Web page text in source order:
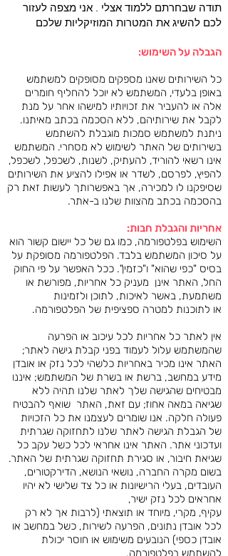
תודה שבחרתם ללמוד אצלי . אני מצפה לעזור
לכם להשיג את המטרות המוזיקליות שלכם
הגבלה על השימוש:
כל השירותים שאנו מספקים מסופקים למשתמש
באופן בלעדי, המשתמש לא יוכל להחליף חומרים
אלה או להעביר את זכויותיו למישהו אחר על מנת
לקבל את שירותיהם, ללא הסכמה בכתב מאיתנו.
ניתנת למשתמש סמכות מוגבלת להשתמש
בשירותים של האתר לשימוש לא מסחרי. המשתמש
אינו רשאי להוריד, להעתיק, לשנות, לשכפל, לשכפל,
להפיץ, לפרסם, לשדר או אפילו להציע את השירותים
שסיפקנו לו למכירה, אך באפשרותך לעשות זאת רק
בהסכמה בכתב מהצוות שלנו ב-אתר.
אחריות והגבלת חבות:
השימוש בפלטפורמה, כמו גם של כל יישום קשור הוא
על סיכון המשתמש בלבד. הפלטפורמה מסופקת על
בסיס "כפי שהוא" ו"כזמין". ככל האפשר על פי החוק
החל, האתר אינן מעניק כל אחריות, מפורשת או
משתמעת, באשר לאיכות, לתוכן ולזמינות
או לתוכנות למטרה ספציפית של הפלטפורמה.
אין לאתר כל אחריות לכל עיכוב או הפרעה
שהמשתמש עלול לעמוד בפני קבלת גישה לאתר;
האתר אינו מכיר באחריות כלשהי לכל נזק או אובדן
מידע במחשב, ברשת או בשרת של המשתמש; איננו
מבטיחים שהגישה שלך לאתר שלנו תהיה ללא
שגיאה במאה אחוז; עם זאת, האתר שואף להבטיח
פעולה חלקה. אנו שומרים לעצמנו את כל הזכויות
של הגבלת הגישה לאתר שלנו לתחזוקה שגרתית
ועדכוני אתר. האתר אינו אחראי לכל כשל עקב כל
שגיאת חיבור, או סגירת תחזוקה שגרתית של האתר.
בשום מקרה החברה, נושאי הנושא, הדירקטורים,
העובדים, בעלי הרישיונות או כל צד שלישי לא יהיו
אחראים לכל נזק ישיר,
עקיף, מקרי, מיוחד או תוצאתי (לרבות אך לא רק
לכל אובדן נתונים, הפרעה לשירות, כשל במחשב או
אובדן כספי) הנובעים משימוש או חוסר יכולת
להשתמש בפלטפורמה.